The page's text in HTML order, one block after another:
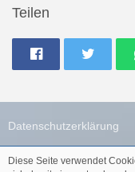
Teilen
Datenschutzerklärung
Diese Seite verwendet